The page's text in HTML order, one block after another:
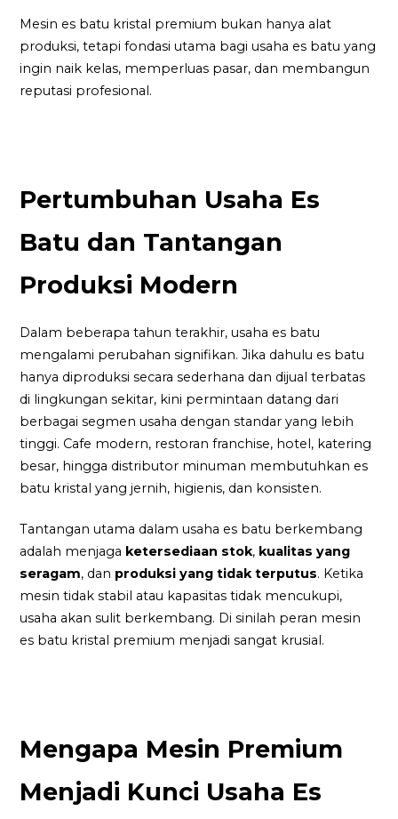
Mesin es batu kristal premium bukan hanya alat
produksi, tetapi fondasi utama bagi usaha es batu yang
ingin naik kelas, memperluas pasar, dan membangun
reputasi profesional.
Pertumbuhan Usaha Es
Batu dan Tantangan
Produksi Modern
Dalam beberapa tahun terakhir, usaha es batu
mengalami perubahan signifikan. Jika dahulu es batu
hanya diproduksi secara sederhana dan dijual terbatas
di lingkungan sekitar, kini permintaan datang dari
berbagai segmen usaha dengan standar yang lebih
tinggi. Cafe modern, restoran franchise, hotel, katering
besar, hingga distributor minuman membutuhkan es
batu kristal yang jernih, higienis, dan konsisten.
Tantangan utama dalam usaha es batu berkembang
adalah menjaga ketersediaan stok, kualitas yang
seragam, dan produksi yang tidak terputus. Ketika
mesin tidak stabil atau kapasitas tidak mencukupi,
usaha akan sulit berkembang. Di sinilah peran mesin
es batu kristal premium menjadi sangat krusial.
Mengapa Mesin Premium
Menjadi Kunci Usaha Es